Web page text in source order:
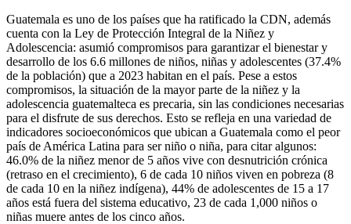
Guatemala es uno de los países que ha ratificado la CDN, además
cuenta con la Ley de Protección Integral de la Niñez y
Adolescencia: asumió compromisos para garantizar el bienestar y
desarrollo de los 6.6 millones de niños, niñas y adolescentes (37.4%
de la población) que a 2023 habitan en el país. Pese a estos
compromisos, la situación de la mayor parte de la niñez y la
adolescencia guatemalteca es precaria, sin las condiciones necesarias
para el disfrute de sus derechos. Esto se refleja en una variedad de
indicadores socioeconómicos que ubican a Guatemala como el peor
país de América Latina para ser niño o niña, para citar algunos:
46.0% de la niñez menor de 5 años vive con desnutrición crónica
(retraso en el crecimiento), 6 de cada 10 niños viven en pobreza (8
de cada 10 en la niñez indígena), 44% de adolescentes de 15 a 17
años está fuera del sistema educativo, 23 de cada 1,000 niños o
niñas muere antes de los cinco años.